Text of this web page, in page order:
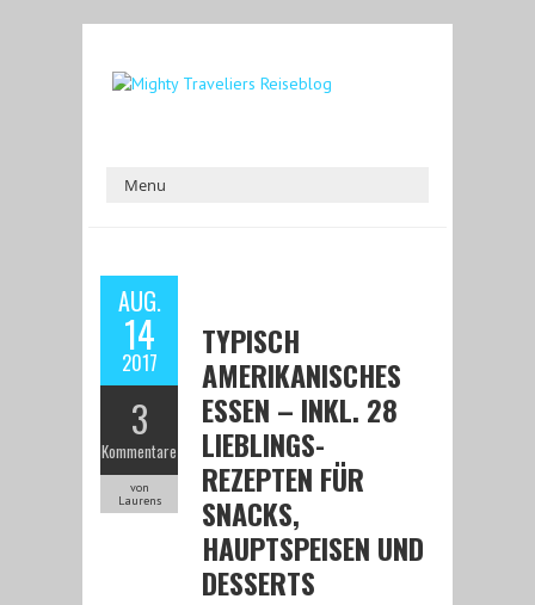
AUG.
14
2017
3
Kommentare
von
Laurens
TYPISCH
AMERIKANISCHES
ESSEN – INKL. 28
LIEBLINGS-
REZEPTEN FÜR
SNACKS,
HAUPTSPEISEN UND
DESSERTS